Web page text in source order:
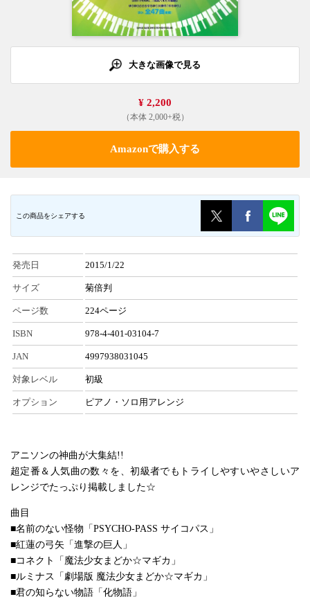
大きな画像で見る
¥ 2,200
（本体 2,000+税）
Amazonで購入する
この商品をシェアする
発売日 2015/1/22
サイズ 菊倍判
ページ数 224ページ
ISBN 978-4-401-03104-7
JAN 4997938031045
対象レベル 初級
オプション ピアノ・ソロ用アレンジ
アニソンの神曲が大集結!!
超定番＆人気曲の数々を、初級者でもトライしやすいやさしいア
レンジでたっぷり掲載しました☆
曲目
■名前のない怪物「PSYCHO-PASS サイコパス」
■紅蓮の弓矢「進撃の巨人」
■コネクト「魔法少女まどか☆マギカ」
■ルミナス「劇場版 魔法少女まどか☆マギカ」
■君の知らない物語「化物語」